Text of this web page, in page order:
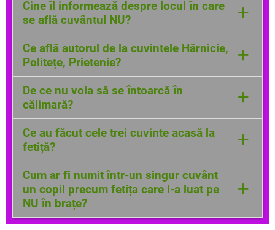
Autorul căuta cuvântul NU pentru a-și
termina povestea.
Cine îl informează despre locul în care
se află cuvântul NU?
+
Pe el îl informează cele trei cuvinte: Politețe,
Hărnicie, Prietenie.
Ce află autorul de la cuvintele Hărnicie,
Politețe, Prietenie?
+
Autorul află de la aceste cuvinte că fetița îl
avea pe NU în brațe și nu voia să-și ajute
mama, bunica și pe sora ei.
De ce nu voia să se întoarcă în
călimară?
+
Cuvântul NU nu voia să se întoarcă în
călimară deoarece nicăieri nu s-ar fi simțit
mai bine.
Ce au făcut cele trei cuvinte acasă la
fetiță?
+
Hărnicia a ajutat-o pe mama să pună masa,
Politețea i-a deschis ușa bunicii, cărându-i
sacoșele și Prietenia i-a explicat surorii ei un
exercițiu greu la matematică.
Cum ar fi numit într-un singur cuvânt
un copil precum fetița care l-a luat pe
NU în brațe?
+